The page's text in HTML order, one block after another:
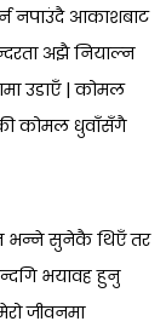
नपाउंदै आकाशबाट
अझै नियाल्न
उडाएँ | कोमल
कोमल धुवाँसँगै
भन्ने सुनेकै थिएँ तर
भयावह हुनु
जीवनमा